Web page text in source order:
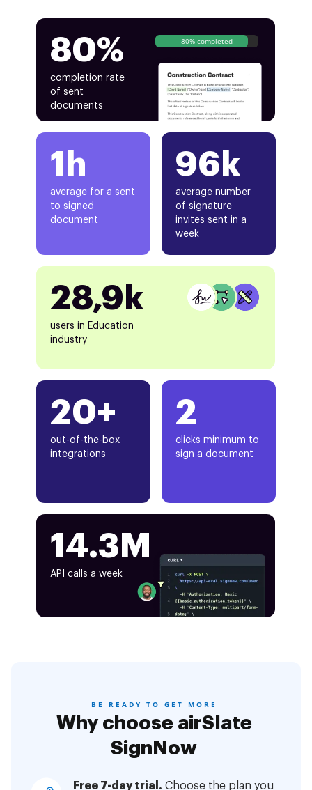
80%
completion rate
of sent
documents
80% completed
1h
average for a sent
to signed
document
20+
out-of-the-box
integrations
96k
average number
of signature
invites sent in a
week
28,9k
users in Education
industry
2
clicks minimum to
sign a document
14.3M
API calls a week
BE READY TO GET MORE
Why choose airSlate
SignNow
Free 7-day trial. Choose the plan you